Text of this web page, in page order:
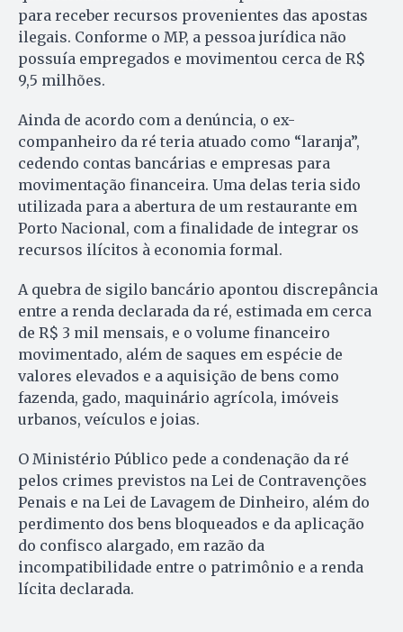
para receber recursos provenientes das apostas
ilegais. Conforme o MP, a pessoa jurídica não
possuía empregados e movimentou cerca de R$
9,5 milhões.
Ainda de acordo com a denúncia, o ex-
companheiro da ré teria atuado como “laranja”,
cedendo contas bancárias e empresas para
movimentação financeira. Uma delas teria sido
utilizada para a abertura de um restaurante em
Porto Nacional, com a finalidade de integrar os
recursos ilícitos à economia formal.
A quebra de sigilo bancário apontou discrepância
entre a renda declarada da ré, estimada em cerca
de R$ 3 mil mensais, e o volume financeiro
movimentado, além de saques em espécie de
valores elevados e a aquisição de bens como
fazenda, gado, maquinário agrícola, imóveis
urbanos, veículos e joias.
O Ministério Público pede a condenação da ré
pelos crimes previstos na Lei de Contravenções
Penais e na Lei de Lavagem de Dinheiro, além do
perdimento dos bens bloqueados e da aplicação
do confisco alargado, em razão da
incompatibilidade entre o patrimônio e a renda
lícita declarada.